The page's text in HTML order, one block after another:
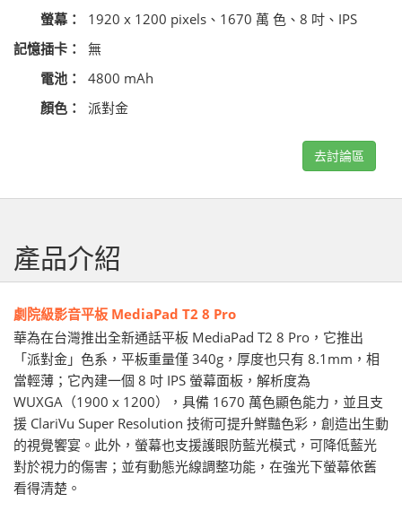
螢幕：
1920 x 1200 pixels、1670 萬 色、8 吋、IPS
記憶插卡：
無
電池：
4800 mAh
顏色：
派對金
去討論區
產品介紹
劇院級影音平板 MediaPad T2 8 Pro
華為在台灣推出全新通話平板 MediaPad T2 8 Pro，它推出
「派對金」色系，平板重量僅 340g，厚度也只有 8.1mm，相
當輕薄；它內建一個 8 吋 IPS 螢幕面板，解析度為
WUXGA（1900 x 1200），具備 1670 萬色顯色能力，並且支
援 ClariVu Super Resolution 技術可提升鮮豔色彩，創造出生動
的視覺饗宴。此外，螢幕也支援護眼防藍光模式，可降低藍光
對於視力的傷害；並有動態光線調整功能，在強光下螢幕依舊
看得清楚。